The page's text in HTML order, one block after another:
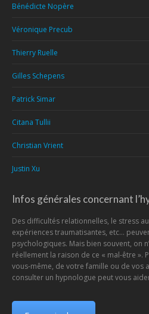
Bénédicte Nopère
Véronique Precub
Thierry Ruelle
Gilles Schepens
Patrick Simar
Citana Tullii
Christian Vrient
Justin Xu
Infos générales concernant
Des difficultés relationnelles, le stress
expériences traumatisantes, etc…
psychologiques. Mais bien souvent, on
réellement la raison de ce « mal-être ».
vous-même, de votre famille ou de vos
consulter un hypnologue peut vous